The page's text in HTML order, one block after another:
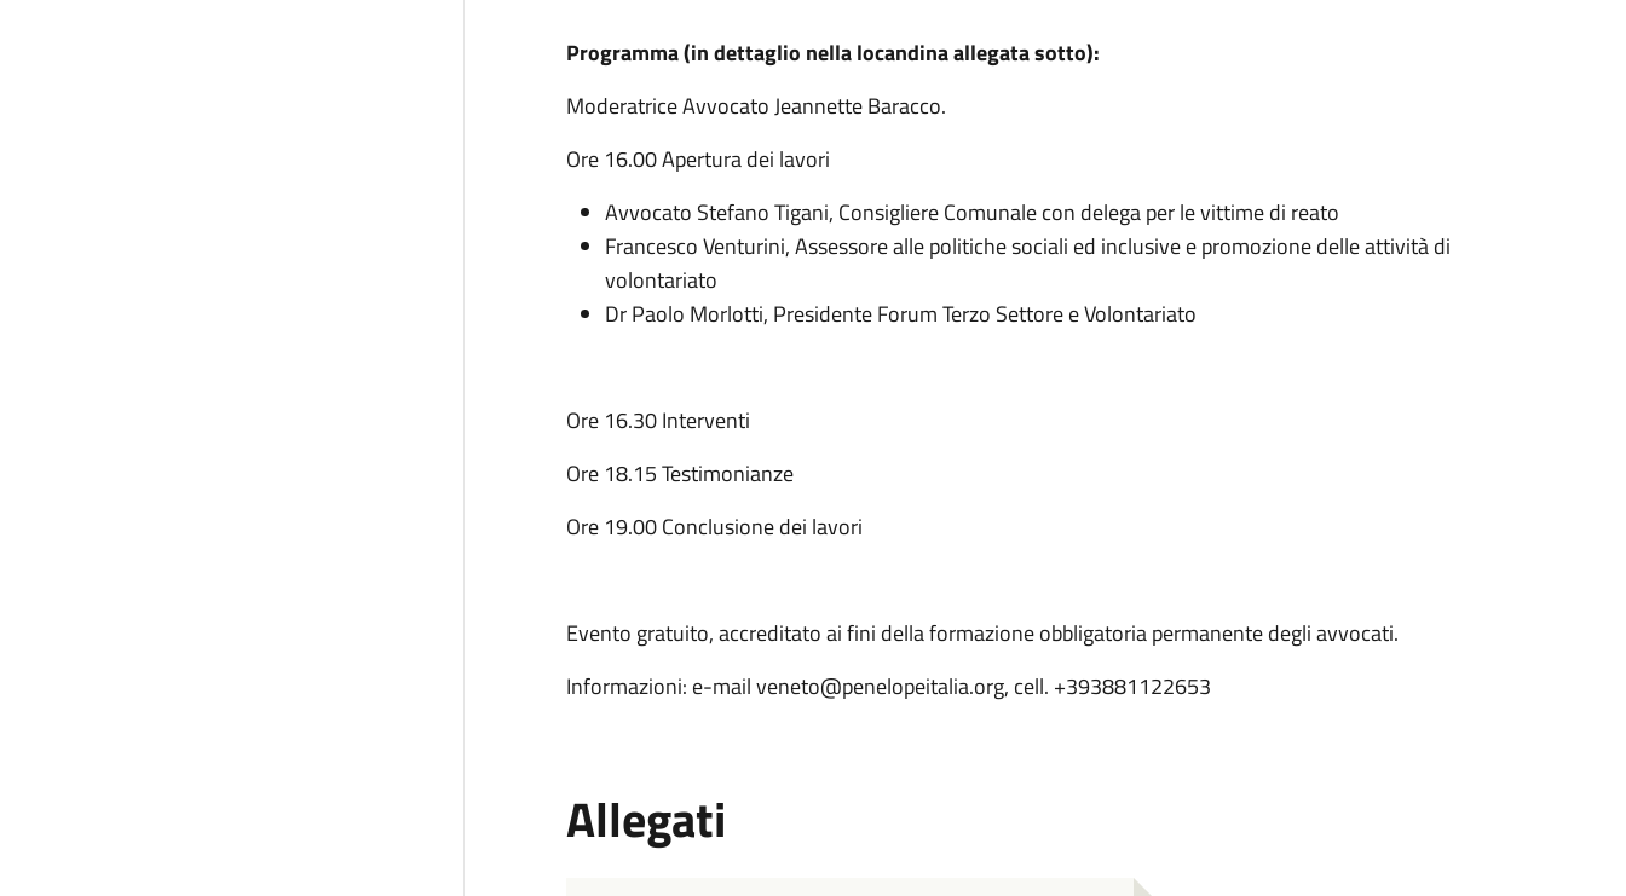
Programma (in dettaglio nella locandina allegata sotto):
Moderatrice Avvocato Jeannette Baracco.
Ore 16.00 Apertura dei lavori
Avvocato Stefano Tigani, Consigliere Comunale con delega per le vittime di reato
Francesco Venturini, Assessore alle politiche sociali ed inclusive e promozione delle attività di
volontariato
Dr Paolo Morlotti, Presidente Forum Terzo Settore e Volontariato
Ore 16.30 Interventi
Ore 18.15 Testimonianze
Ore 19.00 Conclusione dei lavori
Evento gratuito, accreditato ai fini della formazione obbligatoria permanente degli avvocati.
Informazioni: e-mail veneto@penelopeitalia.org, cell. +393881122653
Allegati